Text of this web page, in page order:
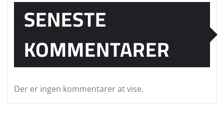
SENESTE
KOMMENTARER
Der er ingen kommentarer at vise.